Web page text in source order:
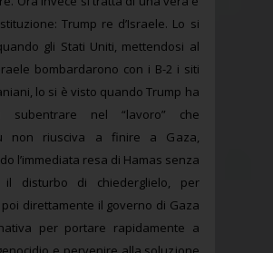
Trump re d’Israele. Lo si
gli Stati Uniti, mettendosi al
bombardarono con i B-2 i siti
lo si è visto quando Trump ha
subentrare nel “lavoro” che
non riusciva a finire a Gaza,
l’immediata resa di Hamas senza
il disturbo di chiederglielo, per
direttamente il governo di Gaza
per portare rapidamente a